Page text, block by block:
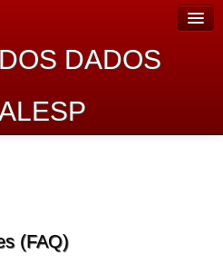
DADOS
(FAQ)